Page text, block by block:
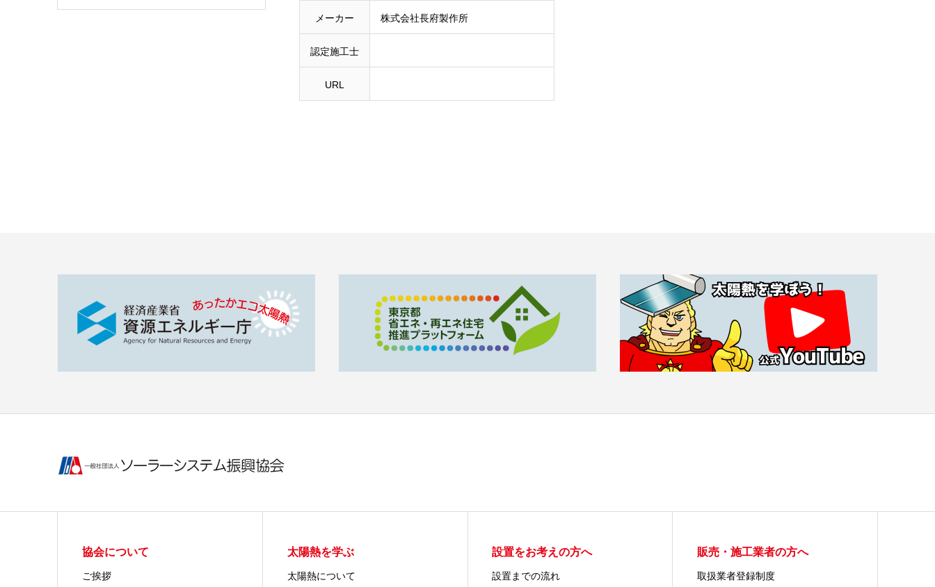
メーカー 株式会社長府製作所
認定施工士
URL
協会について
ご挨拶
太陽熱を学ぶ
太陽熱について
設置をお考えの方へ
設置までの流れ
販売・施工業者の方へ
取扱業者登録制度